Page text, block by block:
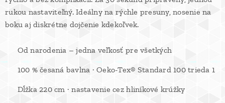
rukou nastaviteľný. Ideálny na rýchle presuny, nosenie na
boku aj diskrétne dojčenie kdekoľvek.
✔ Od narodenia – jedna veľkosť pre všetkých
✔ 100 % česaná bavlna · Oeko-Tex® Standard 100 trieda 1
✔ Dĺžka 220 cm · nastavenie cez hliníkové krúžky